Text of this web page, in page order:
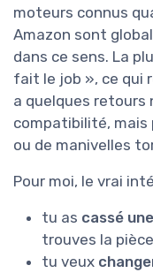
moteurs connus
Amazon sont
dans ce sens. La
fait le job », ce qui
a quelques
compatibilité, mais
ou de manivelles
Pour moi, le vrai
tu as cassé
trouves la
tu veux